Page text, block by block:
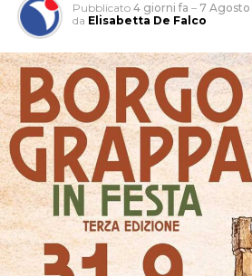
L’ingresso con unico orario alle 19
Pubblicato 4 giorni fa – 7
da Elisabetta De Falco